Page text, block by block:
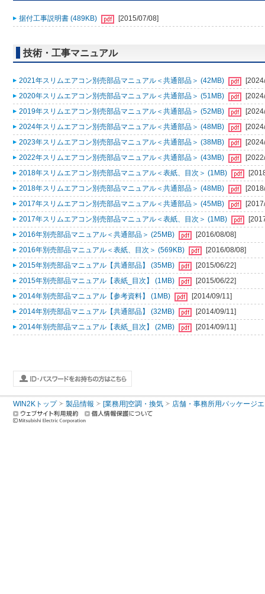
据付工事説明書 (489KB) [2015/07/08]
技術・工事マニュアル
2021年スリムエアコン別売部品マニュアル＜共通部品＞ (42MB)
2020年スリムエアコン別売部品マニュアル＜共通部品＞ (51MB)
2019年スリムエアコン別売部品マニュアル＜共通部品＞ (52MB)
2024年スリムエアコン別売部品マニュアル＜共通部品＞ (48MB)
2023年スリムエアコン別売部品マニュアル＜共通部品＞ (38MB)
2022年スリムエアコン別売部品マニュアル＜共通部品＞ (43MB)
2018年スリムエアコン別売部品マニュアル＜表紙、目次＞ (1MB)
2018年スリムエアコン別売部品マニュアル＜共通部品＞ (48MB)
2017年スリムエアコン別売部品マニュアル＜共通部品＞ (45MB)
2017年スリムエアコン別売部品マニュアル＜表紙、目次＞ (1MB)
2016年別売部品マニュアル＜共通部品＞ (25MB)
[2016/08/08]
2016年別売部品マニュアル＜表紙、目次＞ (569KB)
[2016/08/08]
2015年別売部品マニュアル【共通部品】 (35MB)
[2015/06/22]
2015年別売部品マニュアル【表紙_目次】 (1MB)
[2015/06/22]
2014年別売部品マニュアル【参考資料】 (1MB)
[2014/09/11]
2014年別売部品マニュアル【共通部品】 (32MB)
[2014/09/11]
2014年別売部品マニュアル【表紙_目次】 (2MB)
[2014/09/11]
WIN2Kトップ 製品情報 [業務用]空調・換気 店舗・事務所用パッケージ